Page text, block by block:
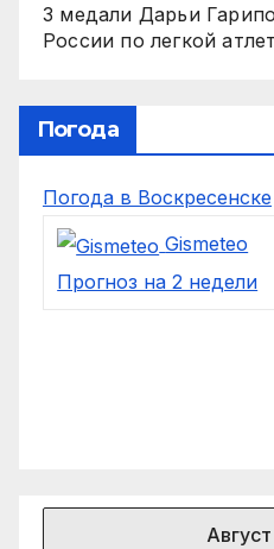
3 медали Дарьи
России по легкой
Погода
Погода в Воскресенске
Gismeteo
Прогноз на 2 недели